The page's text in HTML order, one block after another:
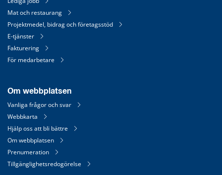
Mat och restaurang
Projektmedel, bidrag och företagsstöd
E-tjänster
Fakturering
För medarbetare
Om webbplatsen
Vanliga frågor och svar
Webbkarta
Hjälp oss att bli bättre
Om webbplatsen
Prenumeration
Tillgänglighetsredogörelse